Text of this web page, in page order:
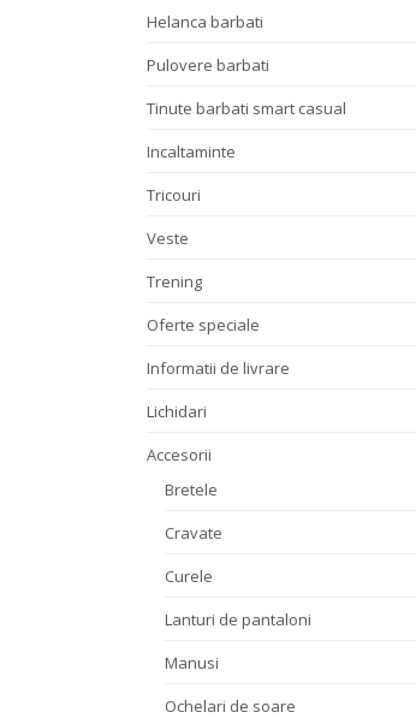
Helanca barbati
Pulovere barbati
Tinute barbati smart casual
Incaltaminte
Tricouri
Veste
Trening
Oferte speciale
Informatii de livrare
Lichidari
Accesorii
Bretele
Cravate
Curele
Lanturi de pantaloni
Manusi
Ochelari de soare